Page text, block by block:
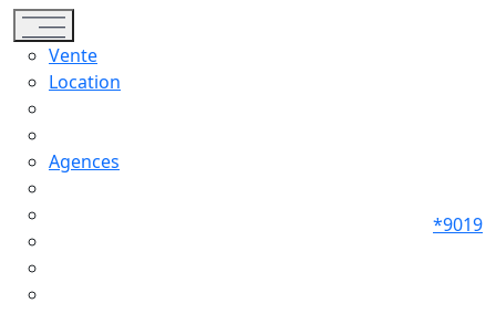
Toggle navigation
Vente
Location
Agences
*9019